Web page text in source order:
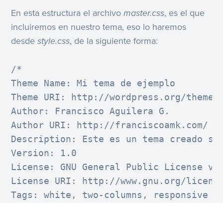
En esta estructura el archivomaster.css, es el que
incluiremos en nuestro tema, eso lo haremos
desdestyle.css, de la siguiente forma:
/*
Theme Name: Mi tema de ejemplo
Theme URI: http://wordpress.org/
Author: Francisco Aguilera G.
Author URI: http://franciscoamk.com/
Description: Este es un tema creado
Version: 1.0
License: GNU General Public License
License URI: http://www.gnu.org/
Tags: white, two-columns, responsive